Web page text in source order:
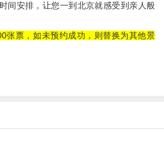
间安排，让您一到北京就感受到亲人般
张票，如未预约成功，则替换为其他景